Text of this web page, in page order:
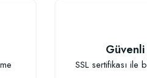
SSL sertifikası ile